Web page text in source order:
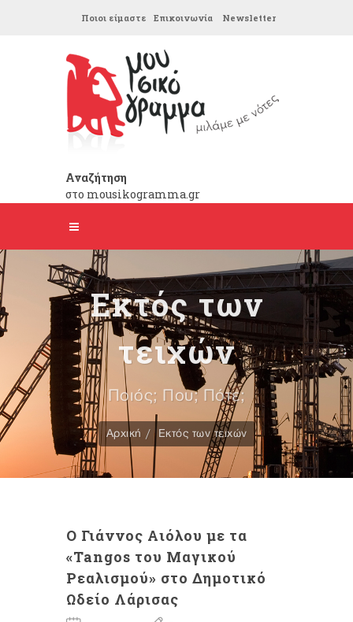
Ποιοι είμαστε Επικοινωνία Newsletter
Αναζήτηση
στο mousikogramma.gr
Εκτός των
τειχών
Ποιός; Που; Πότε;
Αρχική Εκτός των τειχών
Ο Γιάννος Αιόλου με τα
«Tangos του Μαγικού
Ρεαλισμού» στο Δημοτικό
Ωδείο Λάρισας